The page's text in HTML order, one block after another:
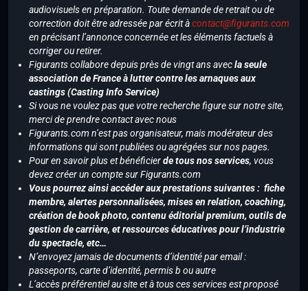
audiovisuels en préparation. Toute demande de retrait ou de
correction doit être adressée par écrit àcontact@figurants.com
en précisant l’annonce concernée et les éléments factuels à
corriger ou retirer.
Figurants collabore depuis près de vingt ans avecla seule
association de France à lutter contre les arnaques aux
castings (Casting Info Service)
Si vous ne voulez pas que votre recherche figure sur notre site,
merci de prendre contact avec nous
Figurants.com n’est pas organisateur, mais modérateur des
informations qui sont publiées ou agrégées sur nos pages.
Pour en savoir plus et bénéficierde tous nos services, vous
devez créer un compte sur Figurants.com
Vous pourrez ainsi accéder aux prestations suivantes : fiche
membre, alertes personnalisées, mises en relation, coaching,
création de book photo, contenu éditorial premium, outils de
gestion de carrière, et ressources éducatives pour l’industrie
du spectacle, etc…
N’envoyez jamais de documents d’identité par email :
passeports, carte d’identité, permis b ou autre
L’accès préférentiel au site et à tous ces services est proposé